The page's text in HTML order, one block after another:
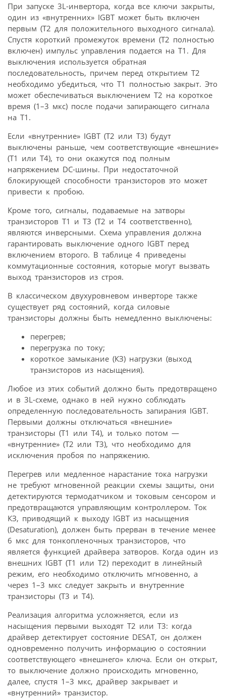
При запуске 3L-инвертора, когда все ключи закрыты,
один из «внутренних» IGBT может быть включен
первым (Т2 для положительного выходного сигнала).
Спустя короткий промежуток времени (Т2 полностью
включен) импульс управления подается на Т1. Для
выключения используется обратная
последовательность, причем перед открытием Т2
необходимо убедиться, что Т1 полностью закрыт. Это
может обеспечиваться выключением Т2 на короткое
время (1–3 мкс) после подачи запирающего сигнала
на Т1.
Если «внутренние» IGBT (Т2 или Т3) будут
выключены раньше, чем соответствующие «внешние»
(T1 или Т4), то они окажутся под полным
напряжением DC-шины. При недостаточной
блокирующей способности транзисторов это может
привести к пробою.
Кроме того, сигналы, подаваемые на затворы
транзисторов Т1 и Т3 (Т2 и Т4 соответственно),
являются инверсными. Схема управления должна
гарантировать выключение одного IGBT перед
включением второго. В таблице 4 приведены
коммутационные состояния, которые могут вызвать
выход транзисторов из строя.
В классическом двухуровневом инверторе также
существует ряд состояний, когда силовые
транзисторы должны быть немедленно выключены:
перегрев;
перегрузка по току;
короткое замыкание (КЗ) нагрузки (выход
транзисторов из насыщения).
Любое из этих событий должно быть предотвращено
и в 3L-схеме, однако в ней нужно соблюдать
определенную последовательность запирания IGBT.
Первыми должны отключаться «внешние»
транзисторы (Т1 или Т4), и только потом —
«внутренние» (Т2 или Т3), что необходимо для
исключения пробоя по напряжению.
Перегрев или медленное нарастание тока нагрузки
не требуют мгновенной реакции схемы защиты, они
детектируются термодатчиком и токовым сенсором и
предотвращаются управляющим контроллером. Ток
КЗ, приводящий к выходу IGBT из насыщения
(Desaturation), должен быть прерван в течение менее
6 мкс для тонкопленочных транзисторов, что
является функцией драйвера затворов. Когда один из
внешних IGBT (Т1 или Т2) переходит в линейный
режим, его необходимо отключить мгновенно, а
через 1–3 мкс следует закрыть и внутренние
транзисторы (Т3 и Т4).
Реализация алгоритма усложняется, если из
насыщения первыми выходят Т2 или Т3: когда
драйвер детектирует состояние DESAT, он должен
одновременно получить информацию о состоянии
соответствующего «внешнего» ключа. Если он открыт,
то выключение должно происходить мгновенно,
далее, спустя 1–3 мкс, драйвер закрывает и
«внутренний» транзистор.